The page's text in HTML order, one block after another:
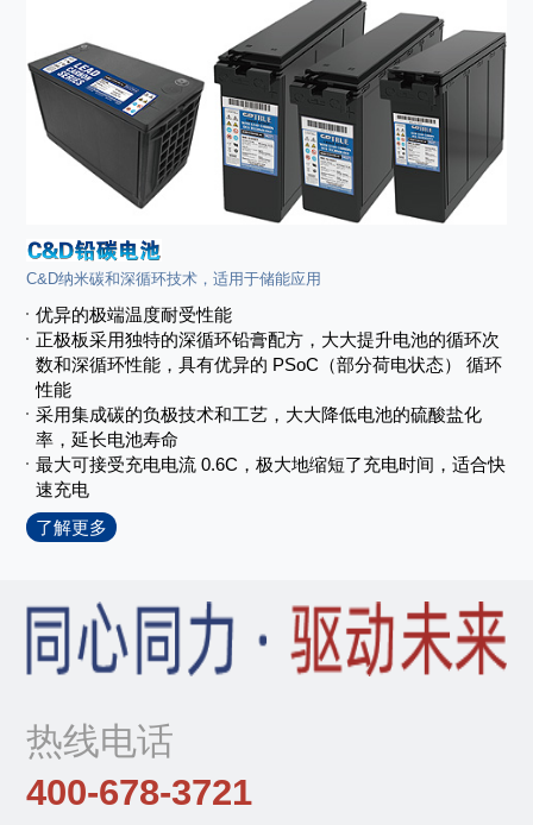
C&D纳米碳和深循环技术，适用于储能应用
优异的极端温度耐受性能
正极板采用独特的深循环铅膏配方，大大提升电池的循环次
数和深循环性能，具有优异的 PSoC（部分荷电状态） 循环
性能
采用集成碳的负极技术和工艺，大大降低电池的硫酸盐化
率，延长电池寿命
最大可接受充电电流 0.6C，极大地缩短了充电时间，适合快
速充电
了解更多
热线电话
400-678-3721